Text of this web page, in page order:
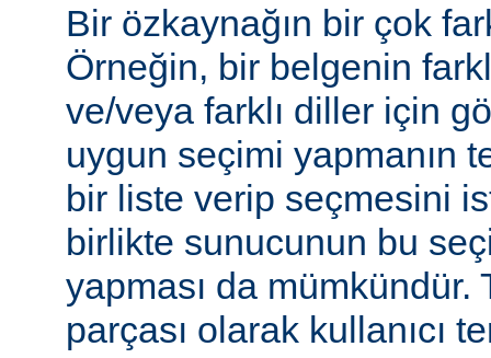
Bir özkaynağın bir çok
Örneğin, bir belgenin
ve/veya farklı diller için
uygun seçimi yapmanın
bir liste verip seçmesini
birlikte sunucunun bu
yapması da mümkündür.
parçası olarak kullanıcı